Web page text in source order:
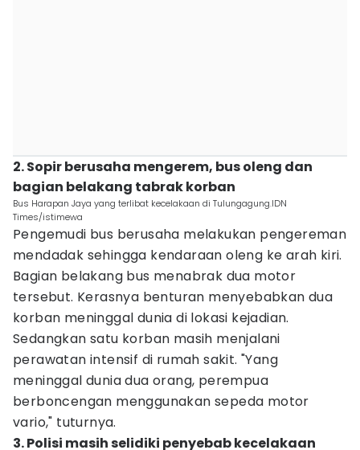
2. Sopir berusaha mengerem, bus oleng dan
bagian belakang tabrak korban
Bus Harapan Jaya yang terlibat kecelakaan di Tulungagung.IDN
Times/istimewa
Pengemudi bus berusaha melakukan pengereman
mendadak sehingga kendaraan oleng ke arah kiri.
Bagian belakang bus menabrak dua motor
tersebut. Kerasnya benturan menyebabkan dua
korban meninggal dunia di lokasi kejadian.
Sedangkan satu korban masih menjalani
perawatan intensif di rumah sakit. "Yang
meninggal dunia dua orang, perempua
berboncengan menggunakan sepeda motor
vario," tuturnya.
3. Polisi masih selidiki penyebab kecelakaan